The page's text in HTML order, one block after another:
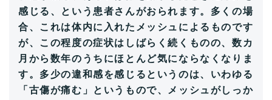
感じる、という患者さんがおられます。多くの場
合、これは体内に入れたメッシュによるものです
が、この程度の症状はしばらく続くものの、数カ
月から数年のうちにほとんど気にならなくなりま
す。多少の違和感を感じるというのは、いわゆる
「古傷が痛む」というもので、メッシュがしっか